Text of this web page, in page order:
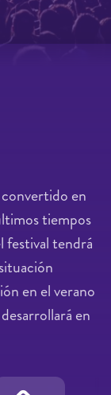
en
tiempos
festival tendrá
en el verano
en